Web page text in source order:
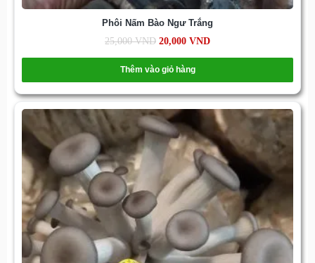
Phôi Nấm Bào Ngư Trắng
25,000VND 20,000 VND
Thêm vào giỏ hàng